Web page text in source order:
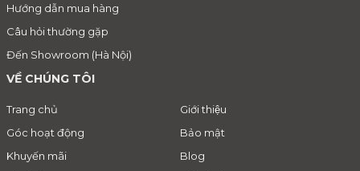
Hướng dẫn mua hàng
Câu hỏi thường gặp
Đến Showroom (Hà Nội)
VỀ CHÚNG TÔI
Trang chủ
Giới thiệu
Góc hoạt động
Bảo mật
Khuyến mãi
Blog